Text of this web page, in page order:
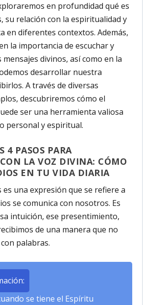
en profundidad qué es
su relación con la espiritualidad y
en diferentes contextos. Además,
la importancia de escuchar y
divinos, así como en la
desarrollar nuestra
A través de diversas
descubriremos cómo el
ser una herramienta valiosa
personal y espiritual.
4 PASOS PARA
LA VOZ DIVINA: CÓMO
EN TU VIDA DIARIA
es una expresión que se refiere a
se comunica con nosotros. Es
intuición, ese presentimiento,
de una manera que no
palabras.
se tiene el Espíritu